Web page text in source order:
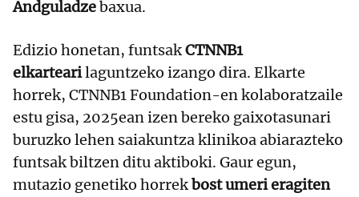
Andguladzebaxua.
Edizio honetan, funtsakCTNNB1
elkartearilaguntzeko izango dira. Elkarte
horrek, CTNNB1 Foundation-en kolaboratzaile
estu gisa, 2025ean izen bereko gaixotasunari
buruzko lehen saiakuntza klinikoa abiarazteko
funtsak biltzen ditu aktiboki. Gaur egun,
mutazio genetiko horrekbost umeri eragiten